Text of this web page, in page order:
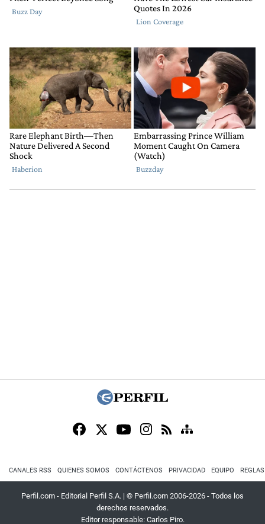
CANALES RSS QUIENES SOMOS CONTÁCTENOS PRIVACIDAD EQUIPO
Perfil.com - Editorial Perfil S.A. | © Perfil.com 2006-2026 - Todos los
derechos reservados.
Editor responsable: Carlos Piro.